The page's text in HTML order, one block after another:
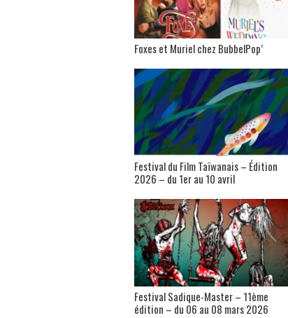
Foxes et Muriel chez BubbelPop’
Festival du Film Taïwanais – Édition
2026 – du 1er au 10 avril
Festival Sadique-Master – 11ème
édition – du 06 au 08 mars 2026